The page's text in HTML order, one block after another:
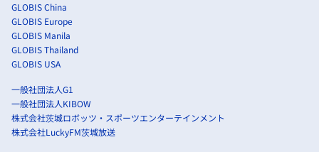
GLOBIS China
GLOBIS Europe
GLOBIS Manila
GLOBIS Thailand
GLOBIS USA
一般社団法人G1
一般社団法人KIBOW
株式会社茨城ロボッツ・スポーツエンターテインメント
株式会社LuckyFM茨城放送